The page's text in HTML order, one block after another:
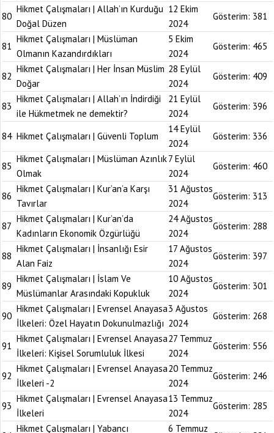
80
Hikmet Çalışmaları | Allah’ın Kurduğu
Doğal Düzen
12 Ekim
2024
Gösterim: 381
81
Hikmet Çalışmaları | Müslüman
Olmanın Kazandırdıkları
5 Ekim
2024
Gösterim: 465
82
Hikmet Çalışmaları | Her İnsan Müslim
Doğar
28 Eylül
2024
Gösterim: 409
83
Hikmet Çalışmaları | Allah’ın İndirdiği
ile Hükmetmek ne demektir?
21 Eylül
2024
Gösterim: 396
84 Hikmet Çalışmaları | Güvenli Toplum
14 Eylül
2024
Gösterim: 336
85
Hikmet Çalışmaları | Müslüman Azınlık
Olmak
7 Eylül
2024
Gösterim: 460
86
Hikmet Çalışmaları | Kur’an’a Karşı
Tavırlar
31 Ağustos
2024
Gösterim: 313
87
Hikmet Çalışmaları | Kur’an’da
Kadınların Ekonomik Özgürlüğü
24 Ağustos
2024
Gösterim: 288
88
Hikmet Çalışmaları | İnsanlığı Esir
Alan Faiz
17 Ağustos
2024
Gösterim: 397
89
Hikmet Çalışmaları | İslam Ve
Müslümanlar Arasındaki Kopukluk
10 Ağustos
2024
Gösterim: 301
90
Hikmet Çalışmaları | Evrensel Anayasa
İlkeleri: Özel Hayatın Dokunulmazlığı
3 Ağustos
2024
Gösterim: 268
91
Hikmet Çalışmaları | Evrensel Anayasa
İlkeleri: Kişisel Sorumluluk İlkesi
27 Temmuz
2024
Gösterim: 556
92
Hikmet Çalışmaları | Evrensel Anayasa
İlkeleri -2
20 Temmuz
2024
Gösterim: 246
93
Hikmet Çalışmaları | Evrensel Anayasa
İlkeleri
13 Temmuz
2024
Gösterim: 285
Hikmet Çalışmaları | Yabancı
6 Temmuz